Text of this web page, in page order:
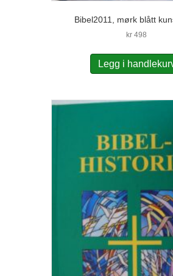
Bibel2011, mørk blått
kr 498
Legg i